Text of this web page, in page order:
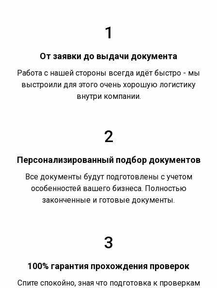
1
От заявки до выдачи документа
Работа с нашей стороны всегда идёт быстро - мы
выстроили для этого очень хорошую логистику
внутри компании.
2
Персонализированный подбор документов
Все документы будут подготовлены с учетом
особенностей вашего бизнеса. Полностью
законченные и готовые документы.
3
100% гарантия прохождения проверок
Спите спокойно, зная что подготовка к проверкам